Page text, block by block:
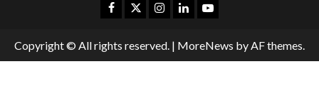
Copyright © All rights reserved. | MoreNews by AF themes.